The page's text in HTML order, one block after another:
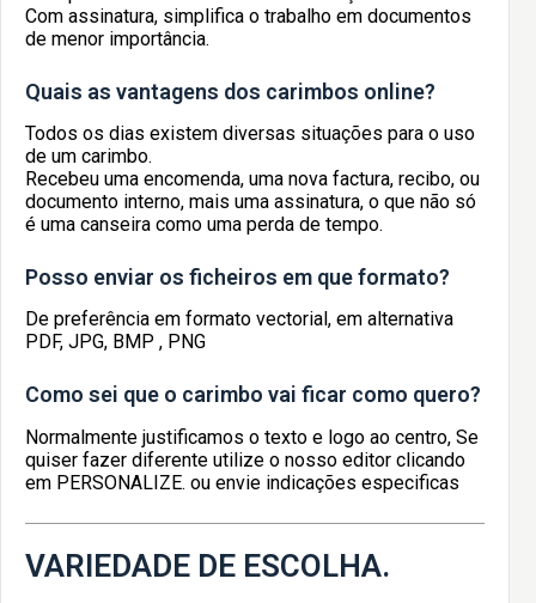
Com assinatura, simplifica o trabalho em documentos
de menor importância.
Quais as vantagens dos carimbos online?
Todos os dias existem diversas situações para o uso
de um carimbo.
Recebeu uma encomenda, uma nova factura, recibo, ou
documento interno, mais uma assinatura, o que não só
é uma canseira como uma perda de tempo.
Posso enviar os ficheiros em que formato?
De preferência em formato vectorial, em alternativa
PDF, JPG, BMP , PNG
Como sei que o carimbo vai ficar como quero?
Normalmente justificamos o texto e logo ao centro, Se
quiser fazer diferente utilize o nosso editor clicando
em PERSONALIZE. ou envie indicações especificas
VARIEDADE DE ESCOLHA.